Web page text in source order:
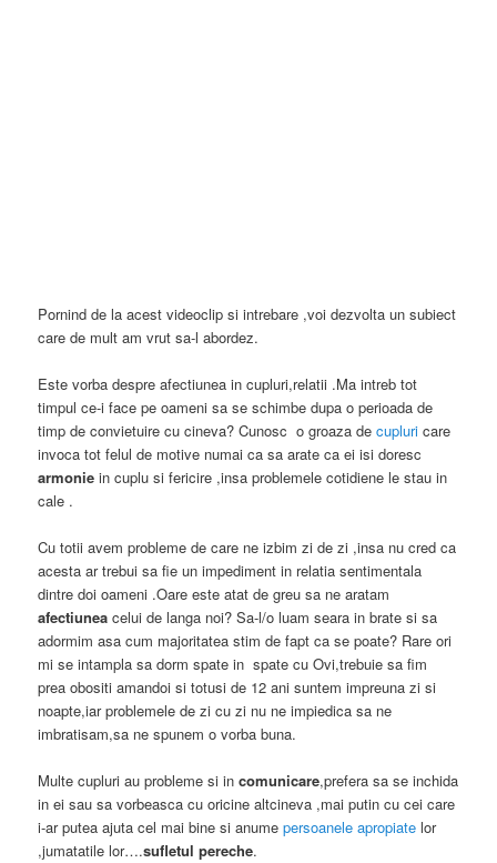
Pornind de la acest videoclip si intrebare ,voi dezvolta un subiect
care de mult am vrut sa-l abordez.
Este vorba despre afectiunea in cupluri,relatii .Ma intreb tot
timpul ce-i face pe oameni sa se schimbe dupa o perioada de
timp de convietuire cu cineva? Cunosc o groaza decupluri care
invoca tot felul de motive numai ca sa arate ca ei isi doresc
armonie in cuplu si fericire ,insa problemele cotidiene le stau in
cale .
Cu totii avem probleme de care ne izbim zi de zi ,insa nu cred ca
acesta ar trebui sa fie un impediment in relatia sentimentala
dintre doi oameni .Oare este atat de greu sa ne aratam
afectiunea celui de langa noi? Sa-l/o luam seara in brate si sa
adormim asa cum majoritatea stim de fapt ca se poate? Rare ori
mi se intampla sa dorm spate in spate cu Ovi,trebuie sa fim
prea obositi amandoi si totusi de 12 ani suntem impreuna zi si
noapte,iar problemele de zi cu zi nu ne impiedica sa ne
imbratisam,sa ne spunem o vorba buna.
Multe cupluri au probleme si incomunicare,prefera sa se inchida
in ei sau sa vorbeasca cu oricine altcineva ,mai putin cu cei care
i-ar putea ajuta cel mai bine si anumepersoanele apropiate lor
,jumatatile lor….sufletul pereche.